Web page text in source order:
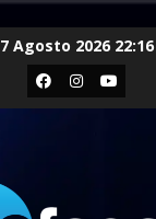
7 Agosto 2026 22:16
Facebook
Instagram
Youtube